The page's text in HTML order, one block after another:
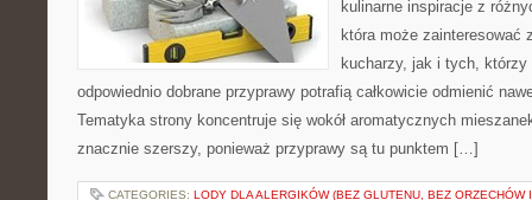
kulinarne inspiracje z
która może zainteresować
kucharzy, jak i tych, którzy
odpowiednio dobrane przyprawy potrafią całkowicie odmienić
Tematyka strony koncentruje się wokół aromatycznych
znacznie szerszy, ponieważ przyprawy są tu punktem […]
CATEGORIES: LODY DLA ALERGIKÓW (BEZ GLUTENU, BEZ ORZECHÓW